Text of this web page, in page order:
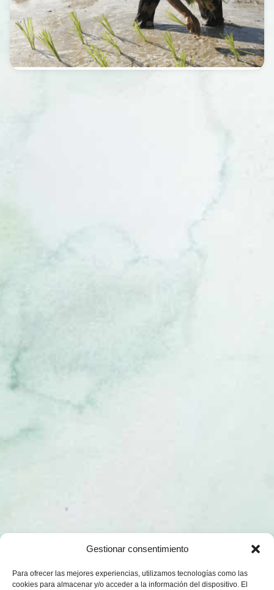
Gestionar consentimiento
Para ofrecer las mejores experiencias, utilizamos tecnologías como las
cookies para almacenar y/o acceder a la información del dispositivo. El